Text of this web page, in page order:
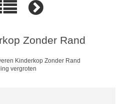
Zonder Rand
vergroten